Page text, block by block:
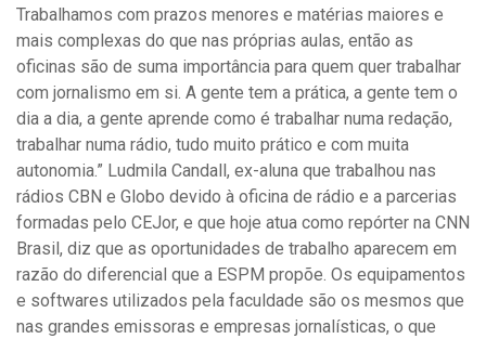
Trabalhamos com prazos menores e matérias maiores e
mais complexas do que nas próprias aulas, então as
oficinas são de suma importância para quem quer trabalhar
com jornalismo em si. A gente tem a prática, a gente tem o
dia a dia, a gente aprende como é trabalhar numa redação,
trabalhar numa rádio, tudo muito prático e com muita
autonomia.” Ludmila Candall, ex-aluna que trabalhou nas
rádios CBN e Globo devido à oficina de rádio e a parcerias
formadas pelo CEJor, e que hoje atua como repórter na CNN
Brasil, diz que as oportunidades de trabalho aparecem em
razão do diferencial que a ESPM propõe. Os equipamentos
e softwares utilizados pela faculdade são os mesmos que
nas grandes emissoras e empresas jornalísticas, o que